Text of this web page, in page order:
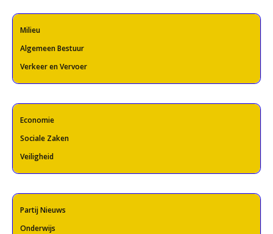
Milieu
Algemeen Bestuur
Verkeer en Vervoer
Economie
Sociale Zaken
Veiligheid
Partij Nieuws
Onderwijs